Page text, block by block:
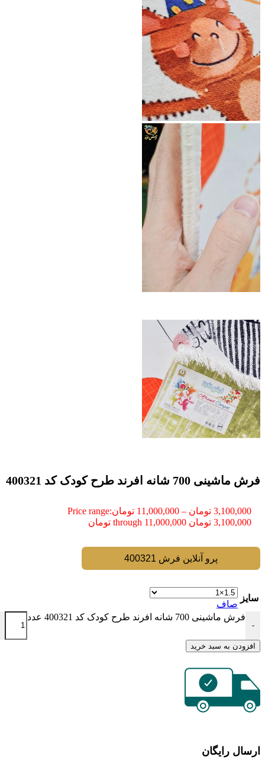
فرش ماشینی 700 شانه افرند طرح کودک كد 400321
3,100,000 تومان –
11,000,000 تومانPrice range:
3,100,000 تومان through 11,000,000 تومان
پرو آنلاین فرش 400321
سایز
صاف
-
فرش ماشینی 700 شانه افرند طرح کودک كد 400321 عدد
افزودن به سبد خرید
ارسال رایگان